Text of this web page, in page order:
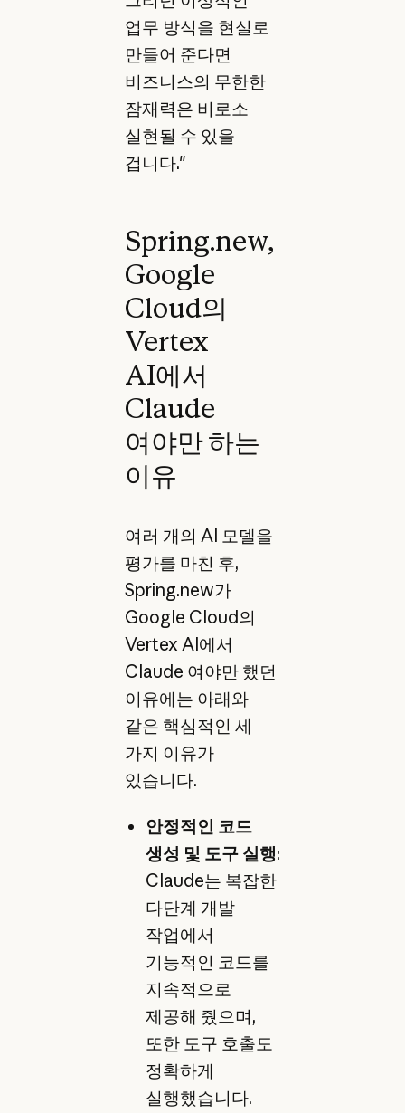
업무 방식을 현실로
만들어 준다면
비즈니스의 무한한
잠재력은 비로소
실현될 수 있을
겁니다."
Spring.new,
Google
Cloud의
Vertex
AI에서
Claude
여야만 하는
이유
여러 개의 AI 모델을
평가를 마친 후,
Spring.new가
Google Cloud의
Vertex AI에서
Claude 여야만 했던
이유에는 아래와
같은 핵심적인 세
가지 이유가
있습니다.
안정적인 코드
생성 및 도구 실행:
Claude는 복잡한
다단계 개발
작업에서
기능적인 코드를
지속적으로
제공해 줬으며,
또한 도구 호출도
정확하게
실행했습니다.